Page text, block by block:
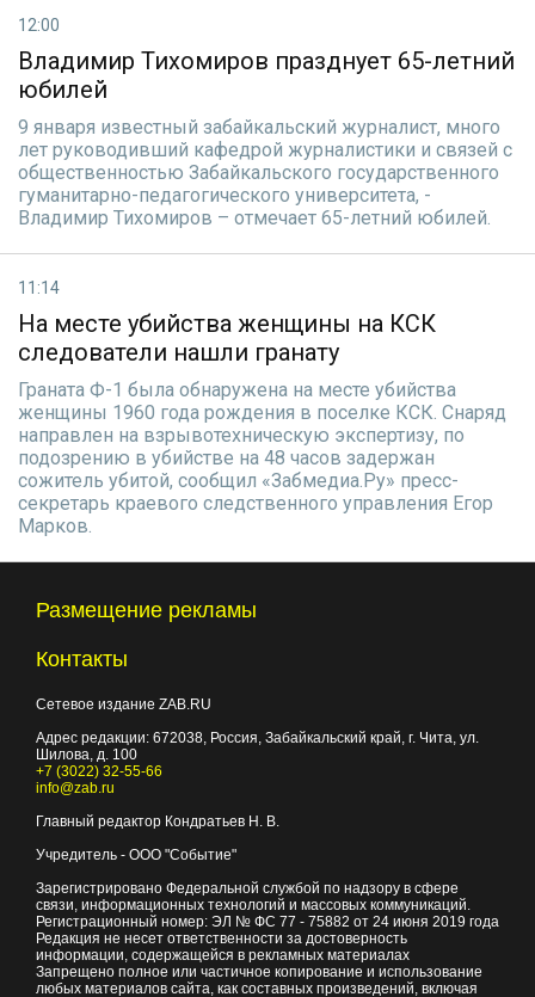
12:00
Владимир Тихомиров празднует 65-летний
юбилей
9 января известный забайкальский журналист, много
лет руководивший кафедрой журналистики и связей с
общественностью Забайкальского государственного
гуманитарно-педагогического университета, -
Владимир Тихомиров – отмечает 65-летний юбилей.
11:14
На месте убийства женщины на КСК
следователи нашли гранату
Граната Ф-1 была обнаружена на месте убийства
женщины 1960 года рождения в поселке КСК. Снаряд
направлен на взрывотехническую экспертизу, по
подозрению в убийстве на 48 часов задержан
сожитель убитой, сообщил «Забмедиа.Ру» пресс-
секретарь краевого следственного управления Егор
Марков.
Размещение рекламы
Контакты
Сетевое издание ZAB.RU
Адрес редакции: 672038, Россия, Забайкальский край, г. Чита, ул.
Шилова, д. 100
+7 (3022) 32-55-66
info@zab.ru
Главный редактор Кондратьев Н. В.
Учредитель - ООО "Событие"
Зарегистрировано Федеральной службой по надзору в сфере
связи, информационных технологий и массовых коммуникаций.
Регистрационный номер: ЭЛ № ФС 77 - 75882 от 24 июня 2019 года
Редакция не несет ответственности за достоверность
информации, содержащейся в рекламных материалах
Запрещено полное или частичное копирование и использование
любых материалов сайта, как составных произведений, включая